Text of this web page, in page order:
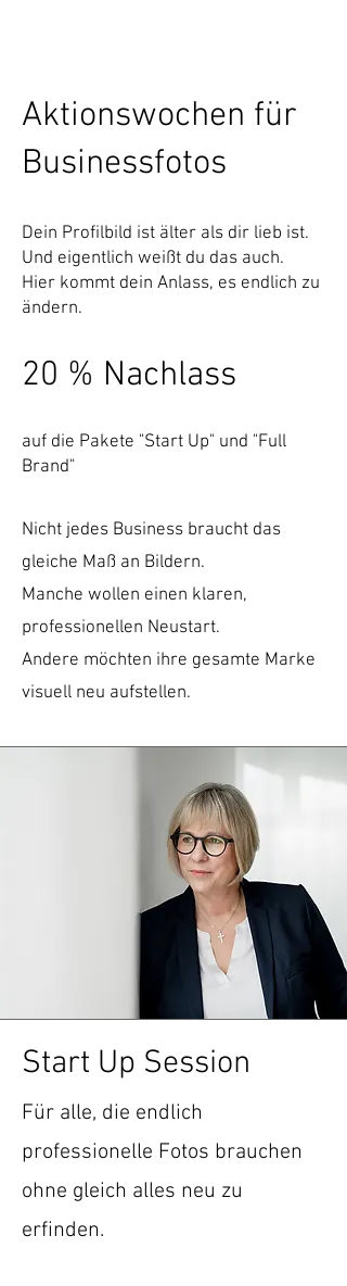
Aktionswochen für
Businessfotos
Dein Profilbild ist älter als dir lieb ist.
Und eigentlich weißt du das auch.
Hier kommt dein Anlass, es endlich zu
ändern.
20 % Nachlass
auf die Pakete "Start Up" und "Full
Brand"
Nicht jedes Business braucht das
gleiche Maß an Bildern.
Manche wollen einen klaren,
professionellen Neustart.
Andere möchten ihre gesamte Marke
visuell neu aufstellen.
Start Up Session
Für alle, die endlich
professionelle Fotos brauchen
ohne gleich alles neu zu
erfinden.